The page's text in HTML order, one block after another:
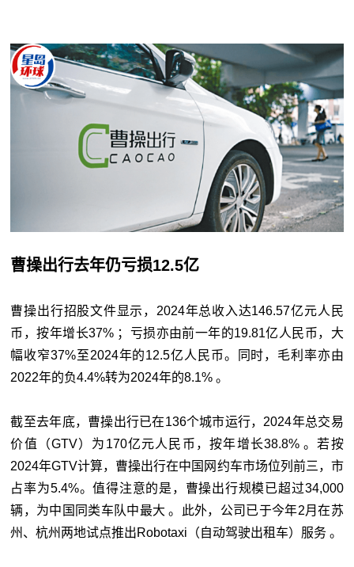
曹操出行去年仍亏损12.5亿
曹操出行招股文件显示，2024年总收入达146.57亿元人民
币，按年增长37% ；亏损亦由前一年的19.81亿人民币，大
幅收窄37%至2024年的12.5亿人民币。同时，毛利率亦由
2022年的负4.4%转为2024年的8.1% 。
截至去年底，曹操出行已在136个城市运行，2024年总交易
价值（GTV）为170亿元人民币，按年增长38.8% 。若按
2024年GTV计算，曹操出行在中国网约车市场位列前三，市
占率为5.4%。值得注意的是，曹操出行规模已超过34,000
辆，为中国同类车队中最大 。此外，公司已于今年2月在苏
州、杭州两地试点推出Robotaxi（自动驾驶出租车）服务 。